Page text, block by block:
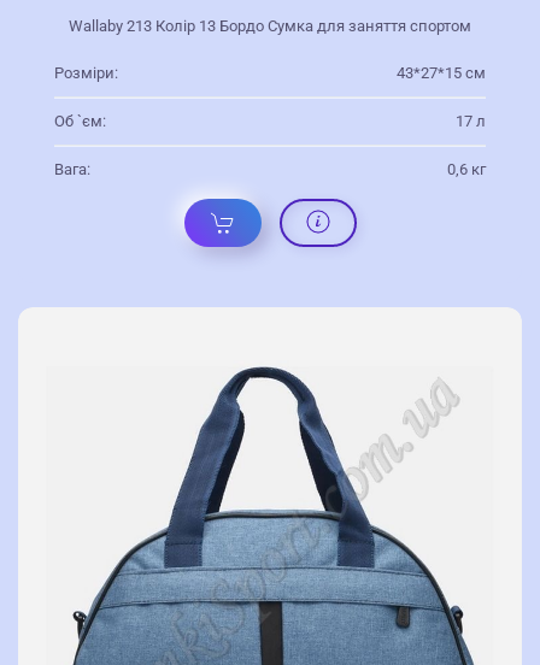
Wallaby 213 Колір 13 Бордо Сумка для заняття спортом
Розміри: 43*27*15 см
Об `єм: 17 л
Вага: 0,6 кг